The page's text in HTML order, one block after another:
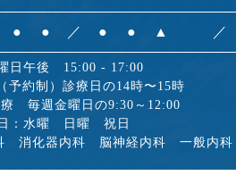
● ● ／ ● ● ▲ ／
日午後 15:00 - 17:00
予約制）診療日の14時〜15時
毎週金曜日の9:30～12:00
：水曜 日曜 祝日
消化器内科 脳神経内科 一般内科